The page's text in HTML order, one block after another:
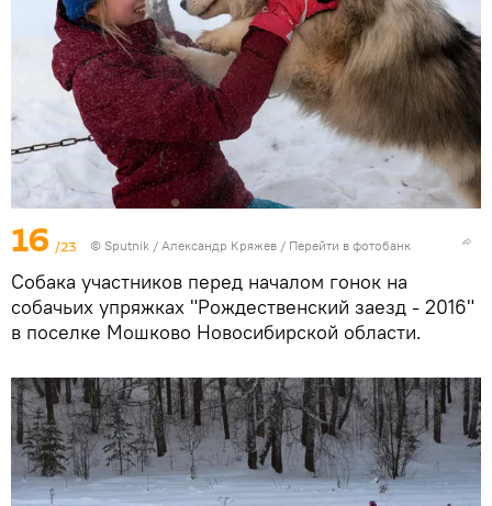
16 /23 © Sputnik / Александр Кряжев / Перейти в фотобанк
Собака участников перед началом гонок на
собачьих упряжках "Рождественский заезд - 2016"
в поселке Мошково Новосибирской области.